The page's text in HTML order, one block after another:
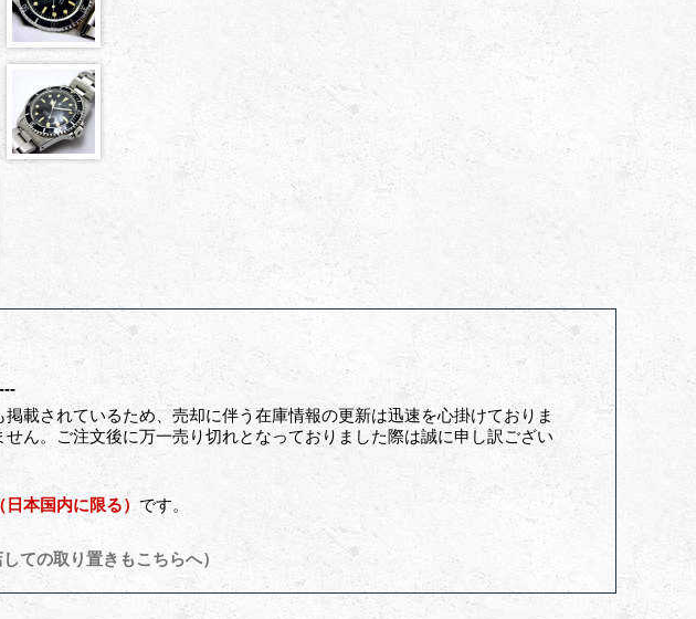
載されているため、売却に伴う在庫情報の更新は迅速を心掛けておりま
ん。ご注文後に万一売り切れとなっておりました際は誠に申し訳ござい
本国内に限る） です。
ての取り置きもこちらへ）